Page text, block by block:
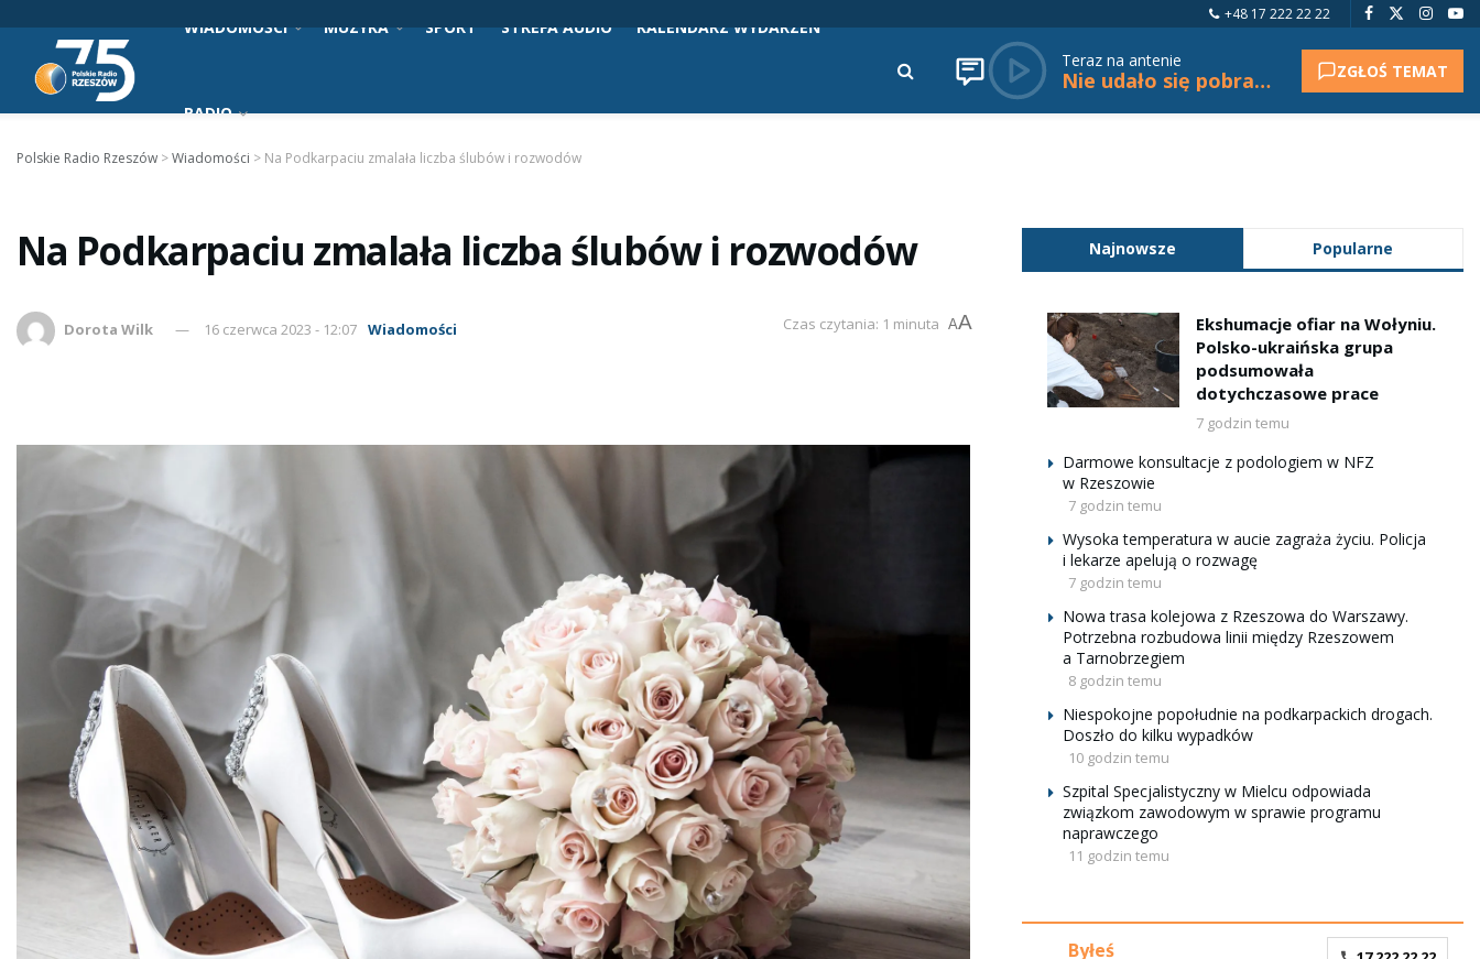
+48 17 222 22 22
WIADOMOŚCI MUZYKA SPORT STREFA AUDIO KALENDARZ WYDARZEŃ
RADIO
Teraz na antenie
Nie udało się pobrać tytułu. ZGŁOŚ TEMAT
Polskie Radio Rzeszów >Wiadomości > Na Podkarpaciu zmalała liczba ślubów i rozwodów
Na Podkarpaciu zmalała liczba ślubów i rozwodów
Dorota Wilk 16 czerwca 2023 - 12:07 Wiadomości Czas czytania: 1 minuta AA
Najnowsze Popularne
Ekshumacje ofiar na Wołyniu.
Polsko-ukraińska grupa
podsumowała
dotychczasowe prace
7 godzin temu
Darmowe konsultacje z podologiem w NFZ
w Rzeszowie
7 godzin temu
Wysoka temperatura w aucie zagraża życiu. Policja
i lekarze apelują o rozwagę
7 godzin temu
Nowa trasa kolejowa z Rzeszowa do Warszawy.
Potrzebna rozbudowa linii między Rzeszowem
a Tarnobrzegiem
8 godzin temu
Niespokojne popołudnie na podkarpackich drogach.
Doszło do kilku wypadków
10 godzin temu
Szpital Specjalistyczny w Mielcu odpowiada
związkom zawodowym w sprawie programu
naprawczego
11 godzin temu
Byłeś